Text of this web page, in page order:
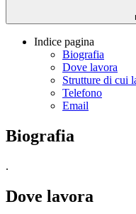
Indice pagina
Biografia
Dove lavora
Strutture di cui
Telefono
Email
Biografia
.
Dove lavora